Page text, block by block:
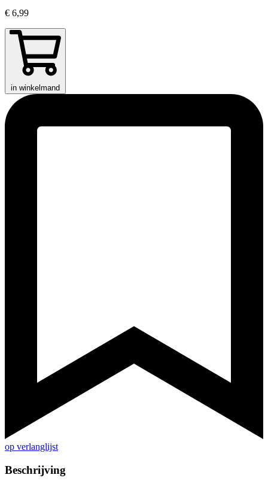
€ 6,99
in winkelmand
op verlanglijst
Beschrijving